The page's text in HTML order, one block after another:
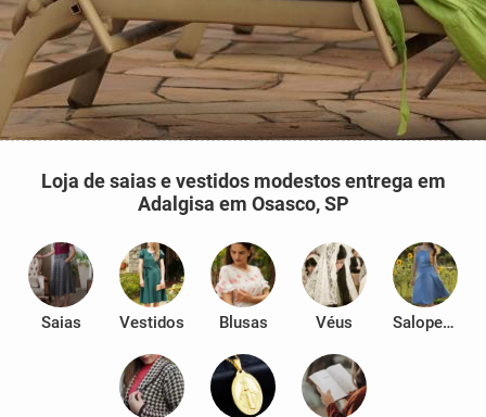
Loja de saias e vestidos modestos entrega em
Adalgisa em Osasco, SP
Saias Vestidos Blusas Véus Salopetes